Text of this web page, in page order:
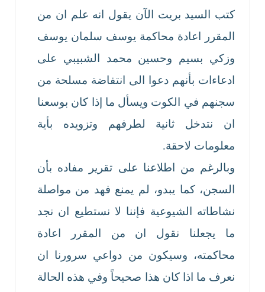
كتب السيد بريت الآن يقول انه علم ان من
المقرر اعادة محاكمة يوسف سلمان يوسف
وزكي بسيم وحسين محمد الشبيبي على
ادعاءات بأنهم دعوا الى انتفاضة مسلحة من
سجنهم في الكوت ويسأل ما إذا كان بوسعنا
ان نتدخل ثانية لطرفهم وتزويده بأية
معلومات لاحقة.
وبالرغم من اطلاعنا على تقرير مفاده بأن
السجن، كما يبدو، لم يمنع فهد من مواصلة
نشاطاته الشيوعية فإننا لا نستطيع ان نجد
ما يجعلنا نقول ان من المقرر اعادة
محاكمته، وسيكون من دواعي سرورنا ان
نعرف ما اذا كان هذا صحيحاً وفي هذه الحالة